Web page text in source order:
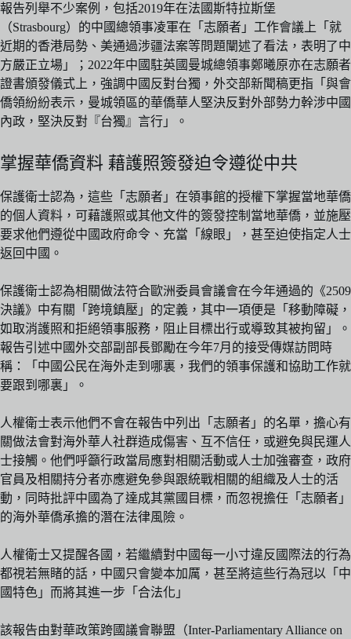
報告列舉不少案例，包括2019年在法國斯特拉斯堡
（Strasbourg）的中國總領事凌軍在「志願者」工作會議上「就
近期的香港局勢、美通過涉疆法案等問題闡述了看法，表明了中
方嚴正立場」；2022年中國駐英國曼城總領事鄭曦原亦在志願者
證書頒發儀式上，強調中國反對台獨，外交部新聞稿更指「與會
僑領紛紛表示，曼城領區的華僑華人堅決反對外部勢力幹涉中國
內政，堅決反對『台獨』言行」。
掌握華僑資料 藉護照簽發迫令遵從中共
保護衛士認為，這些「志願者」在領事館的授權下掌握當地華僑
的個人資料，可藉護照或其他文件的簽發控制當地華僑，並施壓
要求他們遵從中國政府命令、充當「線眼」，甚至迫使指定人士
返回中國。
保護衛士認為相關做法符合歐洲委員會議會在今年通過的《2509
決議》中有關「跨境鎮壓」的定義，其中一項便是「移動障礙，
如取消護照和拒絕領事服務，阻止目標出行或導致其被拘留」。
報告引述中國外交部副部長鄧勵在今年7月的接受傳媒訪問時
稱：「中國公民在海外走到哪裏，我們的領事保護和協助工作就
要跟到哪裏」。
人權衛士表示他們不會在報告中列出「志願者」的名單，擔心有
關做法會對海外華人社群造成傷害、互不信任，或避免與民運人
士接觸。他們呼籲行政當局應對相關活動或人士加強審查，政府
官員及相關持分者亦應避免參與跟統戰相關的組織及人士的活
動，同時批評中國為了達成其黨國目標，而忽視擔任「志願者」
的海外華僑承擔的潛在法律風險。
人權衛士又提醒各國，若繼續對中國每一小寸違反國際法的行為
都視若無睹的話，中國只會變本加厲，甚至將這些行為冠以「中
國特色」而將其進一步「合法化」
該報告由對華政策跨國議會聯盟（Inter-Parliamentary Alliance on